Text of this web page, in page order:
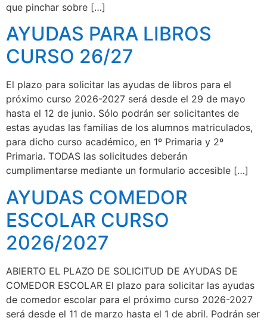
que pinchar sobre […]
AYUDAS PARA LIBROS
CURSO 26/27
El plazo para solicitar las ayudas de libros para el
próximo curso 2026-2027 será desde el 29 de mayo
hasta el 12 de junio. Sólo podrán ser solicitantes de
estas ayudas las familias de los alumnos matriculados,
para dicho curso académico, en 1º Primaria y 2º
Primaria. TODAS las solicitudes deberán
cumplimentarse mediante un formulario accesible […]
AYUDAS COMEDOR
ESCOLAR CURSO
2026/2027
ABIERTO EL PLAZO DE SOLICITUD DE AYUDAS DE
COMEDOR ESCOLAR El plazo para solicitar las ayudas
de comedor escolar para el próximo curso 2026-2027
será desde el 11 de marzo hasta el 1 de abril. Podrán ser